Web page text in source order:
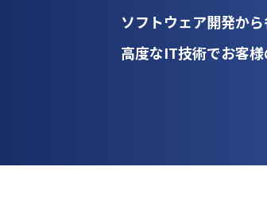
ソフトウェア開発か
高度なIT技術でお客様